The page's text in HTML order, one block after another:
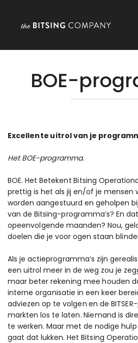
BOE-
Excellente uitrol van je
Het BOE-programma.
BOE. Het Betekent Bitsing
prettig is het als jij en/of je mensen
worden aangestuurd en geholpen
van de Bitsing-programma’s? En
opeenvolgende maanden? Nou,
doelen die je voor ogen staan
Als je actieprogramma’s zijn
een uitrol meer in de weg zou je
maar beter rekening mee houden
interne organisatie in een keer
adviezen op te volgen en de
markten los te laten.Niemand is
te werken. Maar met de nodige
gaat dat lukken.Het Bitsing